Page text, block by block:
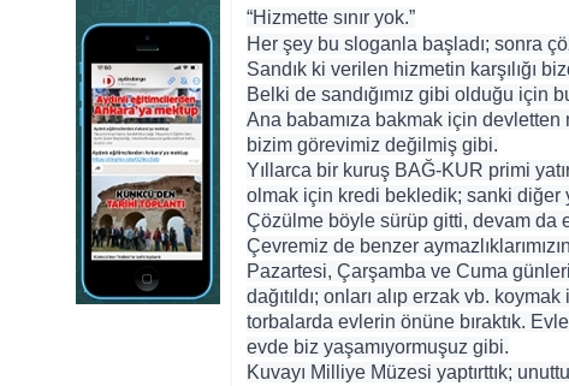
“Hizmette sınır yok.”
Her şey bu sloganla başladı; sonra
Sandık ki verilen hizmetin karşılığı
Belki de sandığımız gibi olduğu için
Ana babamıza bakmak için
bizim görevimiz değilmiş gibi.
Yıllarca bir kuruş BAĞ-KUR primi
olmak için kredi bekledik; sanki diğer
Çözülme böyle sürüp gitti, devam da
Çevremiz de benzer
Pazartesi, Çarşamba ve Cuma
dağıtıldı; onları alıp erzak vb.
torbalarda evlerin önüne bıraktık.
evde biz yaşamıyormuşuz gibi.
Kuvayı Milliye Müzesi yaptırttık;